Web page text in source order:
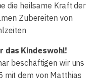
die heilsame Kraft der
Zubereiten von
das Kindeswohl!
beschäftigen wir uns
mit dem von Matthias